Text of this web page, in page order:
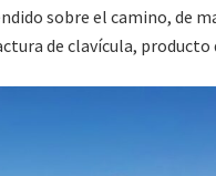
sobre el camino, de
de clavícula, producto